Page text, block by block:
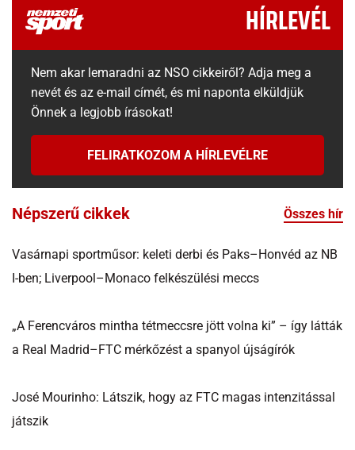
HÍRLEVÉL
Nem akar lemaradni az NSO cikkeiről? Adja meg a
nevét és az e-mail címét, és mi naponta elküldjük
Önnek a legjobb írásokat!
FELIRATKOZOM A HÍRLEVÉLRE
Népszerű cikkek Összes hír
Vasárnapi sportműsor: keleti derbi és Paks–Honvéd az NB
I-ben; Liverpool–Monaco felkészülési meccs
„A Ferencváros mintha tétmeccsre jött volna ki” – így látták
a Real Madrid–FTC mérkőzést a spanyol újságírók
José Mourinho: Látszik, hogy az FTC magas intenzitással
játszik